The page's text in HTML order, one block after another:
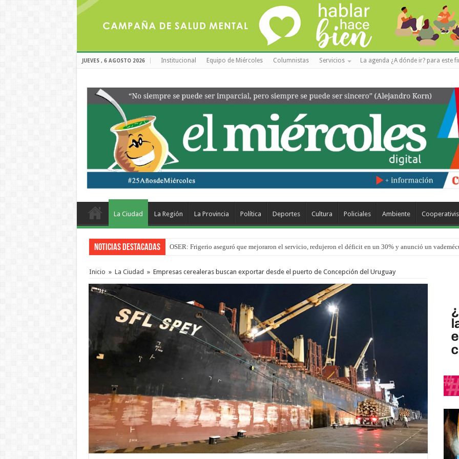
JUEVES , 6 AGOSTO 2026 Institucional Equipo de Miércoles Columnistas Servicios La agenda ¿A dónde ir? para este
La Ciudad La Región La Provincia Política Deportes Cultura Policiales Ambiente
Noticias Destacadas OSER: Frigerio aseguró que mejoraron el servicio, redujeron el déficit en un 30% y anunció un
Inicio » La Ciudad » Empresas cerealeras buscan exportar desde el puerto de Concepción del Uruguay